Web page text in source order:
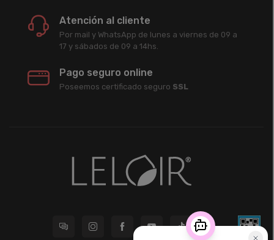
Atención al cliente
Por mail y WhatsApp de lunes a viernes de 09 a
17 y sábados de 09 a 14hs.
Pago seguro online
Poseemos certificado seguro SSL